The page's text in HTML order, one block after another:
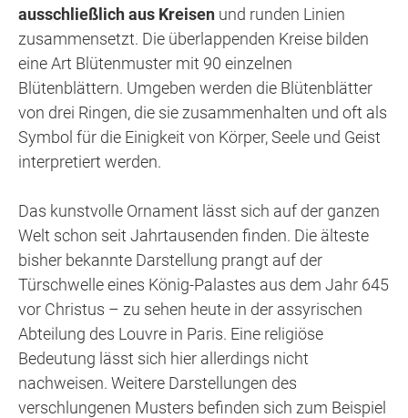
ausschließlich aus Kreisen und runden Linien
zusammensetzt. Die überlappenden Kreise bilden
eine Art Blütenmuster mit 90 einzelnen
Blütenblättern. Umgeben werden die Blütenblätter
von drei Ringen, die sie zusammenhalten und oft als
Symbol für die Einigkeit von Körper, Seele und Geist
interpretiert werden.
Das kunstvolle Ornament lässt sich auf der ganzen
Welt schon seit Jahrtausenden finden. Die älteste
bisher bekannte Darstellung prangt auf der
Türschwelle eines König-Palastes aus dem Jahr 645
vor Christus – zu sehen heute in der assyrischen
Abteilung des Louvre in Paris. Eine religiöse
Bedeutung lässt sich hier allerdings nicht
nachweisen. Weitere Darstellungen des
verschlungenen Musters befinden sich zum Beispiel